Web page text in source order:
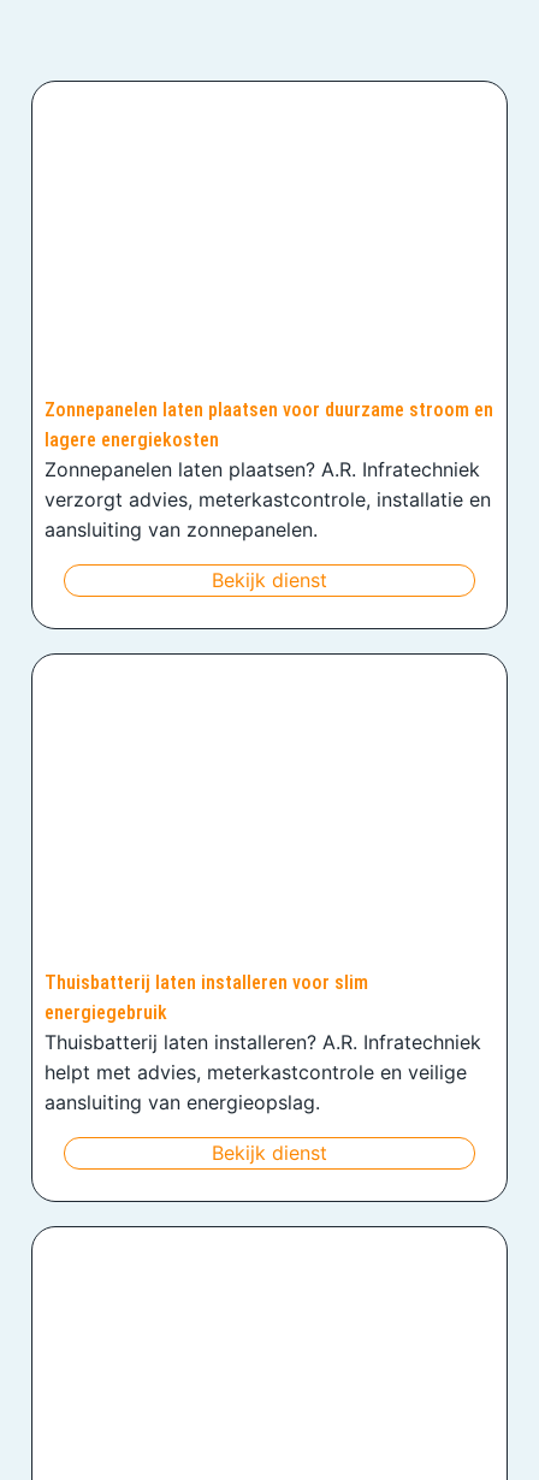
Zonnepanelen laten plaatsen voor duurzame stroom en
lagere energiekosten
Zonnepanelen laten plaatsen? A.R. Infratechniek
verzorgt advies, meterkastcontrole, installatie en
aansluiting van zonnepanelen.
Bekijk dienst
Thuisbatterij laten installeren voor slim
energiegebruik
Thuisbatterij laten installeren? A.R. Infratechniek
helpt met advies, meterkastcontrole en veilige
aansluiting van energieopslag.
Bekijk dienst